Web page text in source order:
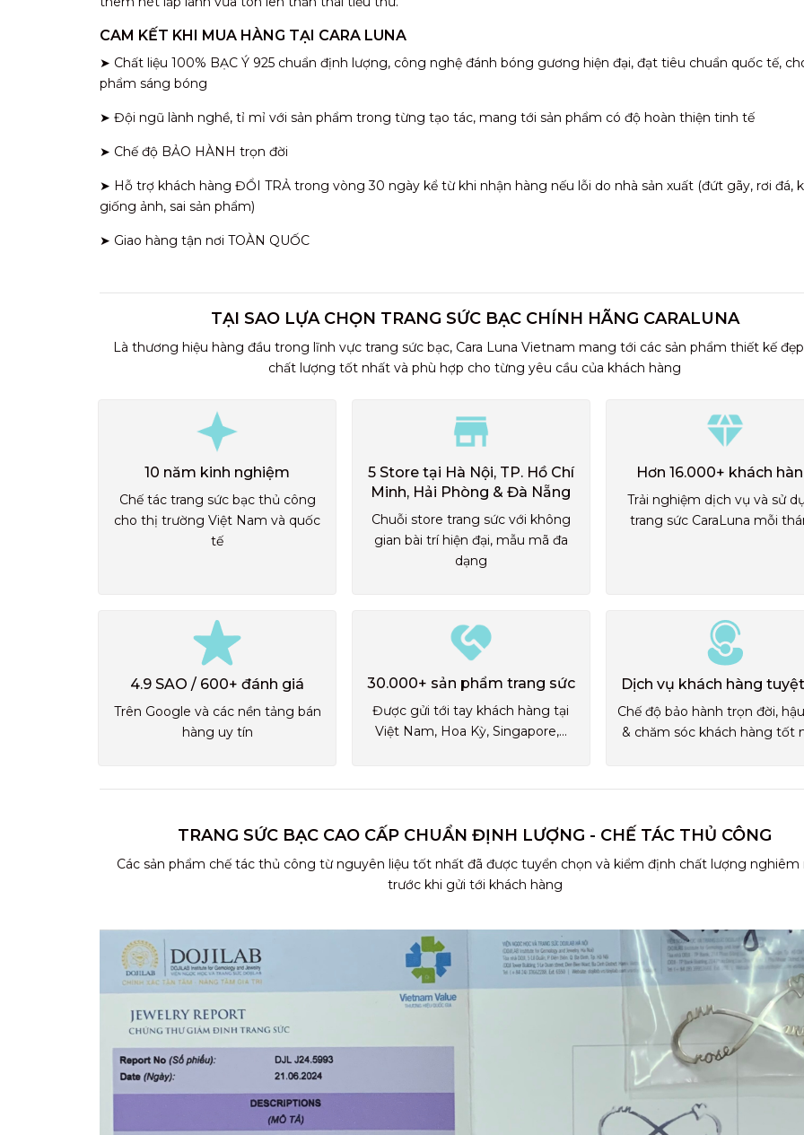
CAM KẾT KHI MUA HÀNG TẠI CARA LUNA
➤ Chất liệu 100% BẠC Ý 925 chuẩn định lượng, công nghệ đánh bóng gương hiện đại, đạt tiêu chuẩn quốc tế,
phẩm sáng bóng
➤ Đội ngũ lành nghề, tỉ mỉ với sản phẩm trong từng tạo tác, mang tới sản phẩm có độ hoàn thiện tinh tế
➤ Chế độ BẢO HÀNH trọn đời
➤ Hỗ trợ khách hàng ĐỔI TRẢ trong vòng 30 ngày kể từ khi nhận hàng nếu lỗi do nhà sản xuất (đứt gãy, rơi đá,
giống ảnh, sai sản phẩm)
➤ Giao hàng tận nơi TOÀN QUỐC
TẠI SAO LỰA CHỌN TRANG SỨC BẠC CHÍNH HÃNG CARALUNA
Là thương hiệu hàng đầu trong lĩnh vực trang sức bạc, Cara Luna Vietnam mang tới các sản phẩm thiết kế
chất lượng tốt nhất và phù hợp cho từng yêu cầu của khách hàng
10 năm kinh nghiệm
Chế tác trang sức bạc thủ công
cho thị trường Việt Nam và quốc
tế
5 Store tại Hà Nội, TP. Hồ Chí
Minh, Hải Phòng & Đà Nẵng
Chuỗi store trang sức với không
gian bài trí hiện đại, mẫu mã đa
dạng
Hơn 16.000+ khách
Trải nghiệm dịch vụ và sử
trang sức CaraLuna mỗi
4.9 SAO / 600+ đánh giá
Trên Google và các nền tảng bán
hàng uy tín
30.000+ sản phẩm trang sức
Được gửi tới tay khách hàng tại
Việt Nam, Hoa Kỳ, Singapore,...
Dịch vụ khách hàng
Chế độ bảo hành trọn đời,
& chăm sóc khách hàng tốt
TRANG SỨC BẠC CAO CẤP CHUẨN ĐỊNH LƯỢNG - CHẾ TÁC THỦ CÔNG
Các sản phẩm chế tác thủ công từ nguyên liệu tốt nhất đã được tuyển chọn và kiểm định chất lượng
trước khi gửi tới khách hàng